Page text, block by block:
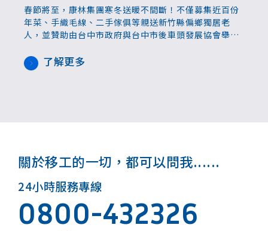
春節將至，康林集團寒冬送暖不間斷！不僅募集近百份
年菜、手織毛線、二手傢俱等親送新竹縣偏鄉獨居老
人，並贊助由台中市政府與台中市後車頭發展協會舉辦
爐，提早感受年節氣氛與社會溫情。
了解更多
關於移工的一切，都可以問我......
24小時服務專線
0800-432326